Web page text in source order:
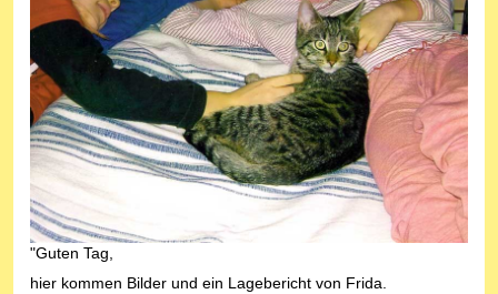
"Guten Tag,
hier kommen Bilder und ein Lagebericht von Frida.